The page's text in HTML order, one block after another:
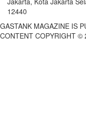
12440
GASTANK MAGAZINE IS
CONTENT COPYRIGHT ©